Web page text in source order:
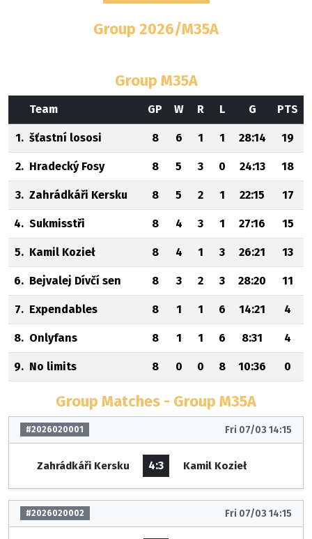
Group 2026/M35A
Group M35A
Team GP W R L G PTS
1. šťastní lososi 8 6 1 1 28:14 19
2. Hradecký Fosy 8 5 3 0 24:13 18
3. Zahrádkáři Kersku 8 5 2 1 22:15 17
4. Sukmisstři 8 4 3 1 27:16 15
5. Kamil Kozieł 8 4 1 3 26:21 13
6. Bejvalej Dívčí sen 8 3 2 3 28:20 11
7. Expendables 8 1 1 6 14:21 4
8. Onlyfans 8 1 1 6 8:31 4
9. No limits 8 0 0 8 10:36 0
Group Matches - Group M35A
#2026020001 Fri 07/03 14:15
Zahrádkáři Kersku 4:3 Kamil Kozieł
#2026020002 Fri 07/03 14:15